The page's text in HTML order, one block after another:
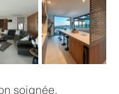
soignée,